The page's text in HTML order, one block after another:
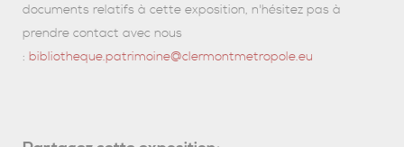
documents relatifs à cette exposition, n'hésitez pas à
prendre contact avec nous
: bibliotheque.patrimoine@clermontmetropole.eu